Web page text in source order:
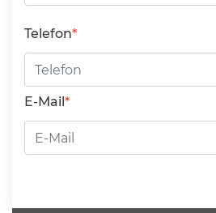
Telefon
E-Mail